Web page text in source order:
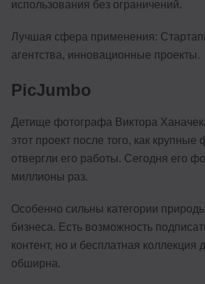
использования без ограничений.
Лучшая сфера применения:
агентства, инновационные проекты.
PicJumbo
Детище фотографа Виктора
этот проект после того, как крупные
отвергли его работы. Сегодня его
миллионы раз.
Особенно сильны категории
бизнеса. Есть возможность
контент, но и бесплатная коллекция
обширна.